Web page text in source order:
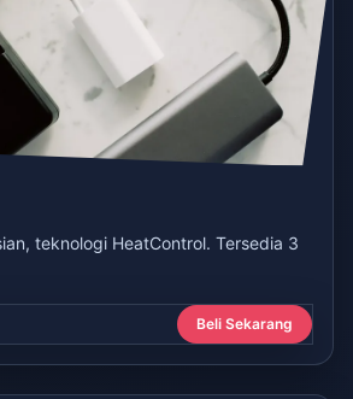
teknologi HeatControl. Tersedia 3
Beli Sekarang